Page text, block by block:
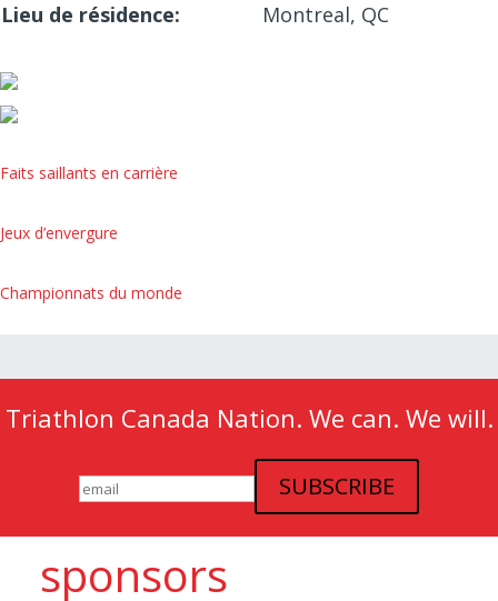
Lieu de résidence:
Montreal, QC
Faits saillants en carrière
Jeux d’envergure
Championnats du monde
Triathlon Canada Nation. We can. We will.
sponsors